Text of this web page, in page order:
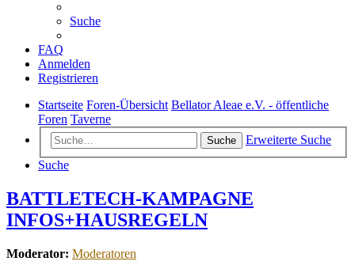
Suche
FAQ
Anmelden
Registrieren
Startseite Foren-Übersicht Bellator Aleae e.V. - öffentliche
Foren Taverne
Suche
Erweiterte Suche
Suche
BATTLETECH-KAMPAGNE
INFOS+HAUSREGELN
Moderator: Moderatoren